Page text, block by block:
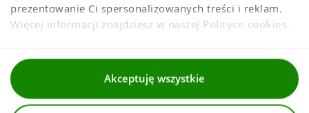
prezentowanie Ci spersonalizowanych treści i reklam.
Więcej informacji znajdziesz w naszej Polityce cookies.
Akceptuję wszystkie
Regulaminy